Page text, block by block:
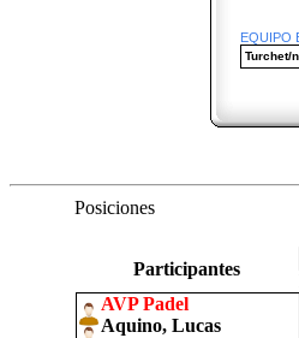
EQUIPO
Turchet/
Posiciones
Participantes
AVP Padel
Aquino, Lucas